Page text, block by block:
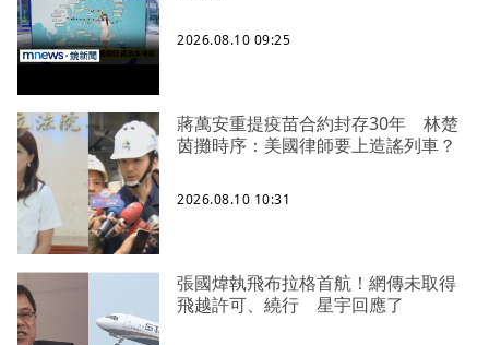
2026.08.10 09:25
蔣萬安重提疫苗合約封存30年 林楚
茵攤時序：美國律師要上造謠列車？
2026.08.10 10:31
張國煒執飛布拉格首航！網傳未取得
飛越許可、繞行 星宇回應了